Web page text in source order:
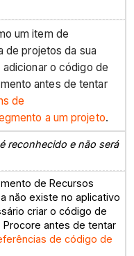
um item de
de projetos da sua
o código de
antes de tentar
de
a um projeto.
reconhecido e não será
de Recursos
não existe no aplicativo
criar o código de
Procore antes de tentar
de código de